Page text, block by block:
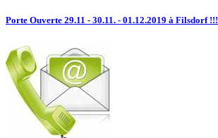
Porte Ouverte 29.11 - 30.11. - 01.12.2019 à Filsdorf !!!